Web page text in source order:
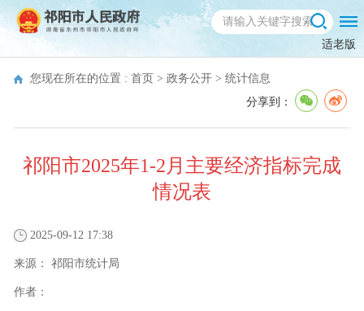
适老版
您现在所在的位置 : 首页 > 政务公开 > 统计信息
分享到：
祁阳市2025年1-2月主要经济指标完成
情况表
2025-09-12 17:38
来源： 祁阳市统计局
作者：